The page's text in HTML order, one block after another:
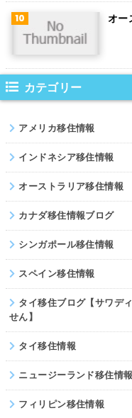
サウジア
コロンビア
ノルウェー
ネパール
パキスタン
オー
カテゴリー
アメリカ移住情報
インドネシア移住情報
オーストラリア移住情報
カナダ移住情報ブログ
シンガポール移住情報
スペイン移住情報
タイ移住ブログ【サワデ
せん】
タイ移住情報
ニュージーランド移住情報
フィリピン移住情報